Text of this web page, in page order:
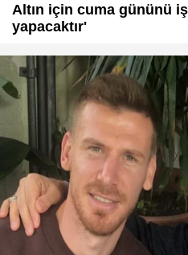
Altın için cuma gününü
yapacaktır'